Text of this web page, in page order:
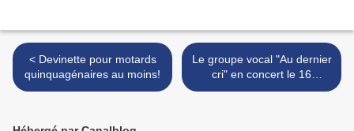
< Devinette pour motards
quinquagénaires au moins!
Le groupe vocal "Au dernier
cri" en concert le 16
septembre dernier >